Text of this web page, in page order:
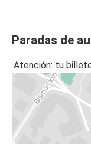
Paradas de
Atención: tu